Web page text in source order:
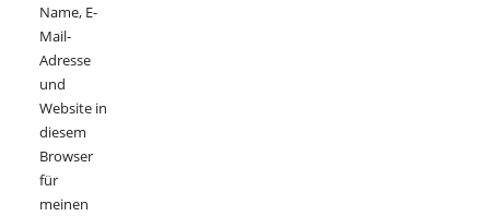
Name, E-
Mail-
Adresse
und
Website in
diesem
Browser
für
meinen